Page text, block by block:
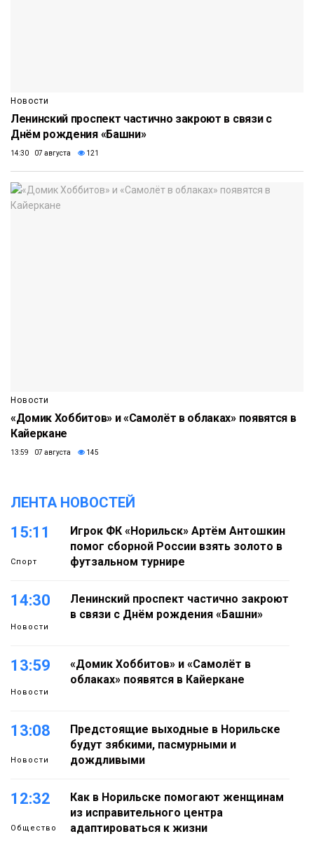
Новости
Ленинский проспект частично закроют в связи с
Днём рождения «Башни»
14:30 07 августа 121
Новости
«Домик Хоббитов» и «Самолёт в облаках» появятся в
Кайеркане
13:59 07 августа 145
ЛЕНТА НОВОСТЕЙ
15:11
Спорт
Игрок ФК «Норильск» Артём Антошкин
помог сборной России взять золото в
футзальном турнире
14:30
Новости
Ленинский проспект частично закроют
в связи с Днём рождения «Башни»
13:59
Новости
«Домик Хоббитов» и «Самолёт в
облаках» появятся в Кайеркане
13:08
Новости
Предстоящие выходные в Норильске
будут зябкими, пасмурными и
дождливыми
12:32
Общество
Как в Норильске помогают женщинам
из исправительного центра
адаптироваться к жизни